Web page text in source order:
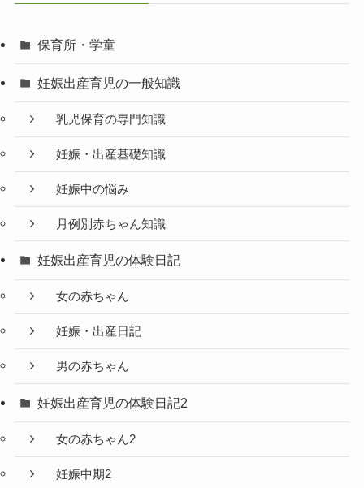
保育所・学童
妊娠出産育児の一般知識
乳児保育の専門知識
妊娠・出産基礎知識
妊娠中の悩み
月例別赤ちゃん知識
妊娠出産育児の体験日記
女の赤ちゃん
妊娠・出産日記
男の赤ちゃん
妊娠出産育児の体験日記2
女の赤ちゃん2
妊娠中期2